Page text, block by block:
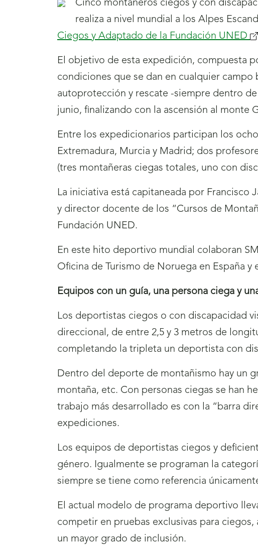
Cinco montañeros ciegos y con
realiza a nivel mundial a los Alpes
Ciegos y Adaptado de la Fundación UNED
El objetivo de esta expedición, compuesta
condiciones que se dan en cualquier
autoprotección y rescate -siempre dentro
junio, finalizando con la ascensión al monte
Entre los expedicionarios participan los
Extremadura, Murcia y Madrid; dos
(tres montañeras ciegas totales, uno con
La iniciativa está capitaneada por
y director docente de los “Cursos de
Fundación UNED.
En este hito deportivo mundial colaboran
Oficina de Turismo de Noruega en España
Equipos con un guía, una persona ciega y
Los deportistas ciegos o con discapacidad
direccional, de entre 2,5 y 3 metros de
completando la tripleta un deportista con
Dentro del deporte de montañismo hay un
montaña, etc. Con personas ciegas se han
trabajo más desarrollado es con la “barra
expediciones.
Los equipos de deportistas ciegos y
género. Igualmente se programan la
siempre se tiene como referencia
El actual modelo de programa deportivo
competir en pruebas exclusivas para
un mayor grado de inclusión.